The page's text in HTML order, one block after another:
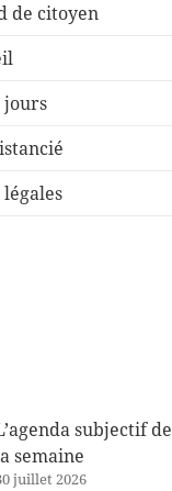
de citoyen
jours
subjectif de
semaine
juillet 2026